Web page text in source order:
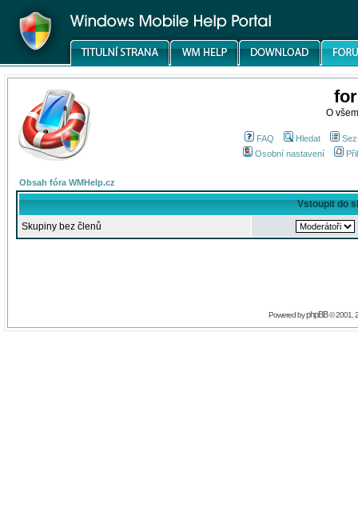
O
FAQ Hledat
Osobní nastavení
Obsah fóra WMHelp.cz
Vstoupit do
Skupiny bez členů
Powered byphpBB© 2001,